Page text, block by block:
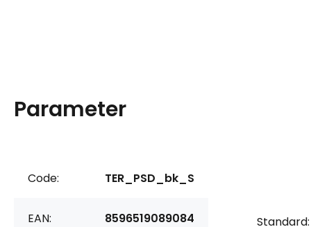
Parameter
Code: TER_PSD_bk_S
EAN: 8596519089084 Standard: